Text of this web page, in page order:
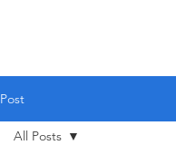
Post
All Posts